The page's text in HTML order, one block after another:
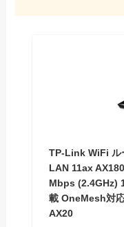
TP-Link WiFi ル
LAN 11ax
Mbps (2.4GHz)
載 OneMesh対
AX20